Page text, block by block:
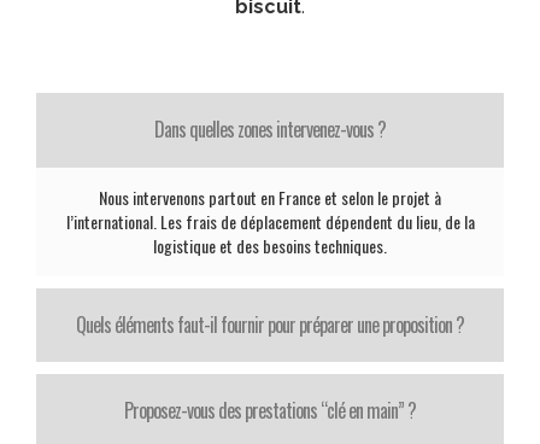
biscuit.
Dans quelles zones intervenez-vous ?
Nous intervenons partout en France et selon le projet à
l’international. Les frais de déplacement dépendent du lieu, de la
logistique et des besoins techniques.
Quels éléments faut-il fournir pour préparer une proposition ?
Proposez-vous des prestations “clé en main” ?